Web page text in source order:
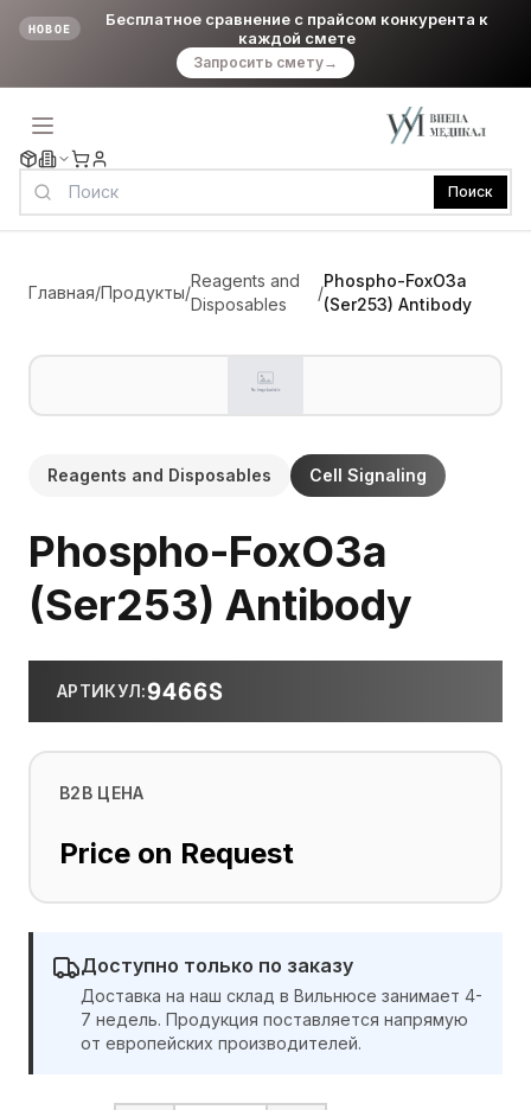
НОВОЕ
Бесплатное сравнение с прайсом конкурента к
каждой смете
Запросить смету→
Поиск
Главная/Продукты/
Reagents and
Disposables
/
Phospho-FoxO3a
(Ser253) Antibody
Reagents and Disposables Cell Signaling
Phospho-FoxO3a
(Ser253) Antibody
АРТИКУЛ:9466S
B2B ЦЕНА
Price on Request
Доступно только по заказу
Доставка на наш склад в Вильнюсе занимает 4-
7 недель. Продукция поставляется напрямую
от европейских производителей.